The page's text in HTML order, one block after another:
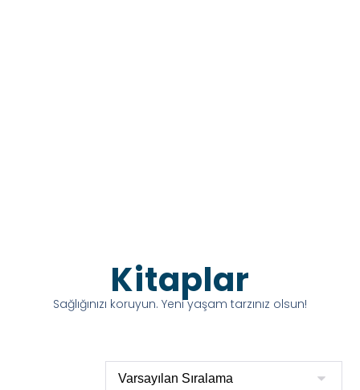
Kitaplar
Sağlığınızı koruyun. Yeni yaşam tarzınız olsun!